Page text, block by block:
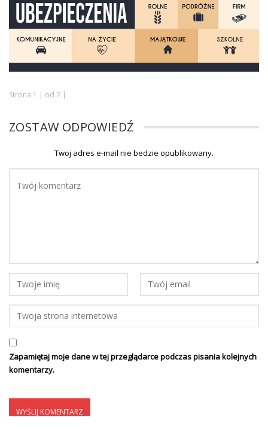
Strona 1 | od 2 |
ZOSTAW ODPOWIEDŹ
Twoj adres e-mail nie bedzie opublikowany.
Zapamiętaj moje dane w tej przeglądarce podczas pisania kolejnych
komentarzy.